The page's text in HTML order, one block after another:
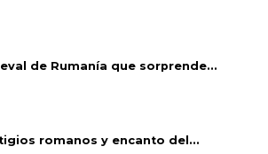
de Rumanía que sorprende...
romanos y encanto del...